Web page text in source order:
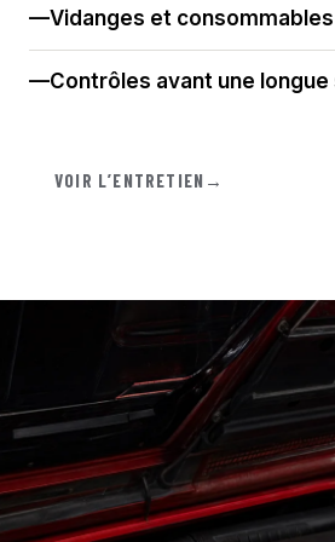
Vidanges et consommables
Contrôles avant une
VOIR L’ENTRETIEN →